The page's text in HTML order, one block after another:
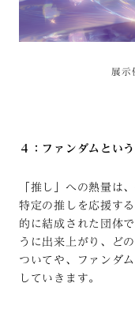
展示
４：ファンダムとい
「推し」への熱量は
特定の推しを応援す
的に結成された団体
うに出来上がり、ど
ついてや、ファンダ
していきます。